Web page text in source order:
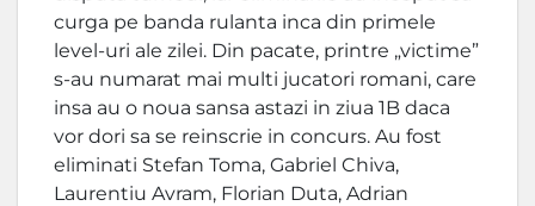
curga pe banda rulanta inca din primele
level-uri ale zilei. Din pacate, printre „victime”
s-au numarat mai multi jucatori romani, care
insa au o noua sansa astazi in ziua 1B daca
vor dori sa se reinscrie in concurs. Au fost
eliminati Stefan Toma, Gabriel Chiva,
Laurentiu Avram, Florian Duta, Adrian